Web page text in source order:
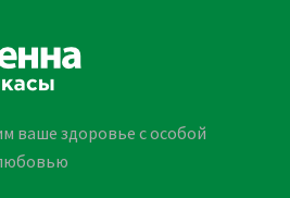
ваше здоровье с особой